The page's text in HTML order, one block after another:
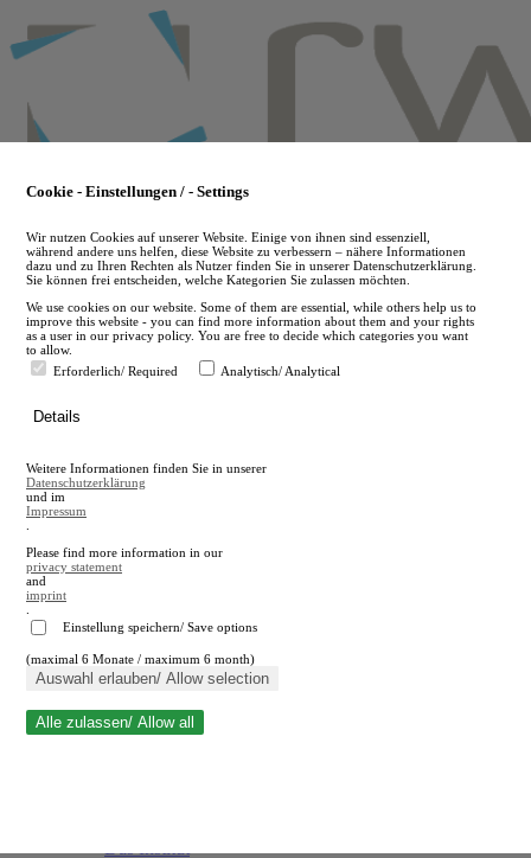
to
main
en
A
A
Suche schließen
Cookie - Einstellungen / - Settings
Wir nutzen Cookies auf unserer Website. Einige von ihnen sind essenziell,
während andere uns helfen, diese Website zu verbessern – nähere Informationen
dazu und zu Ihren Rechten als Nutzer finden Sie in unserer Datenschutzerklärung.
Sie können frei entscheiden, welche Kategorien Sie zulassen möchten.
We use cookies on our website. Some of them are essential, while others help us to
improve this website - you can find more information about them and your rights
as a user in our privacy policy. You are free to decide which categories you want
to allow.
Erforderlich/ Required
Analytisch/ Analytical
Details
Weitere Informationen finden Sie in unserer
Datenschutzerklärung
und im
Impressum
Please find more information in our
privacy statement
and
imprint
Einstellung speichern/ Save options
(maximal 6 Monate / maximum 6 month)
Auswahl erlauben/ Allow selection
Alle zulassen/ Allow all